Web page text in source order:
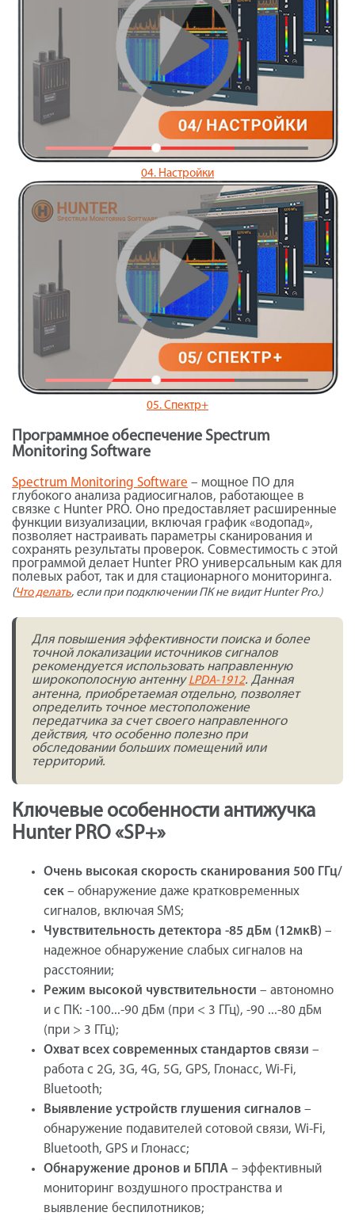
04. Настройки
05. Спектр+
Программное обеспечение Spectrum
Monitoring Software
Spectrum Monitoring Software – мощное ПО для
глубокого анализа радиосигналов, работающее в
связке с Hunter PRO. Оно предоставляет расширенные
функции визуализации, включая график «водопад»,
позволяет настраивать параметры сканирования и
сохранять результаты проверок. Совместимость с этой
программой делает Hunter PRO универсальным как для
полевых работ, так и для стационарного мониторинга.
(Что делать, если при подключении ПК не видит Hunter Pro.)
Для повышения эффективности поиска и более
точной локализации источников сигналов
рекомендуется использовать направленную
широкополосную антенну LPDA-1912. Данная
антенна, приобретаемая отдельно, позволяет
определить точное местоположение
передатчика за счет своего направленного
действия, что особенно полезно при
обследовании больших помещений или
территорий.
Ключевые особенности антижучка
Hunter PRO «SP+»
Очень высокая скорость сканирования 500 ГГц/
сек – обнаружение даже кратковременных
сигналов, включая SMS;
Чувствительность детектора -85 дБм (12мкВ) –
надежное обнаружение слабых сигналов на
расстоянии;
Режим высокой чувствительности – автономно
и с ПК: -100...-90 дБм (при < 3 ГГц), -90 ...-80 дБм
(при > 3 ГГц);
Охват всех современных стандартов связи –
работа с 2G, 3G, 4G, 5G, GPS, Глонасс, Wi-Fi,
Bluetooth;
Выявление устройств глушения сигналов –
обнаружение подавителей сотовой связи, Wi-Fi,
Bluetooth, GPS и Глонасс;
Обнаружение дронов и БПЛА – эффективный
мониторинг воздушного пространства и
выявление беспилотников;